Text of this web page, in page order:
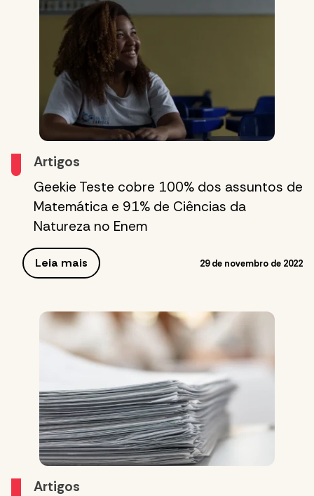
Artigos
Geekie Teste cobre 100% dos assuntos de
Matemática e 91% de Ciências da
Natureza no Enem
Leia mais 29 de novembro de 2022
Artigos